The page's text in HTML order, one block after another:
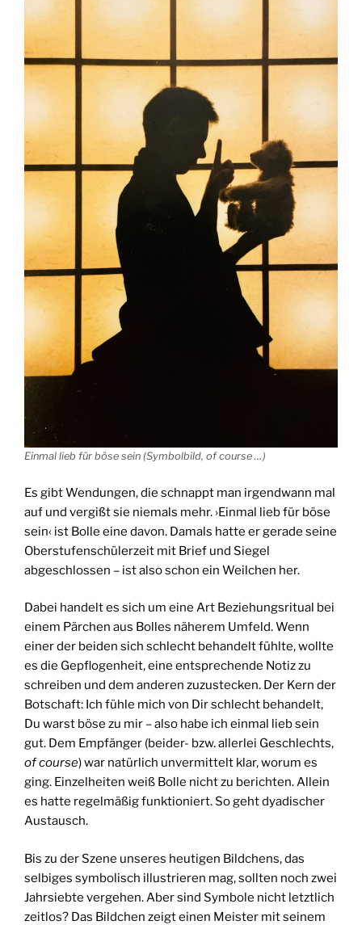
Einmal lieb für böse sein (Symbolbild, of course …)
Es gibt Wendungen, die schnappt man irgendwann mal
auf und vergißt sie niemals mehr. ›Einmal lieb für böse
sein‹ ist Bolle eine davon. Damals hatte er gerade seine
Oberstufenschülerzeit mit Brief und Siegel
abgeschlossen – ist also schon ein Weilchen her.
Dabei handelt es sich um eine Art Beziehungsritual bei
einem Pärchen aus Bolles näherem Umfeld. Wenn
einer der beiden sich schlecht behandelt fühlte, wollte
es die Gepflogenheit, eine entsprechende Notiz zu
schreiben und dem anderen zuzustecken. Der Kern der
Botschaft: Ich fühle mich von Dir schlecht behandelt,
Du warst böse zu mir – also habe ich einmal lieb sein
gut. Dem Empfänger (beider- bzw. allerlei Geschlechts,
of course) war natürlich unvermittelt klar, worum es
ging. Einzelheiten weiß Bolle nicht zu berichten. Allein
es hatte regelmäßig funktioniert. So geht dyadischer
Austausch.
Bis zu der Szene unseres heutigen Bildchens, das
selbiges symbolisch illustrieren mag, sollten noch zwei
Jahrsiebte vergehen. Aber sind Symbole nicht letztlich
zeitlos? Das Bildchen zeigt einen Meister mit seinem